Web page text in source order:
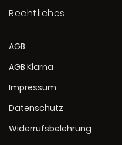
Rechtliches
AGB
AGB Klarna
Impressum
Datenschutz
Widerrufsbelehrung